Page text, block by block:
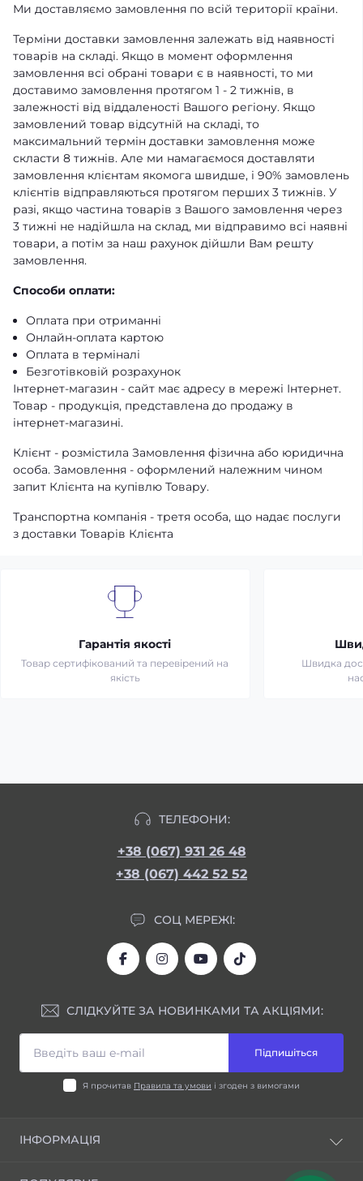
Ми доставляємо замовлення по всій території країни.
Терміни доставки замовлення залежать від наявності
товарів на складі. Якщо в момент оформлення
замовлення всі обрані товари є в наявності, то ми
доставимо замовлення протягом 1 - 2 тижнів, в
залежності від віддаленості Вашого регіону. Якщо
замовлений товар відсутній на складі, то
максимальний термін доставки замовлення може
скласти 8 тижнів. Але ми намагаємося доставляти
замовлення клієнтам якомога швидше, і 90% замовлень
клієнтів відправляються протягом перших 3 тижнів. У
разі, якщо частина товарів з Вашого замовлення через
3 тижні не надійшла на склад, ми відправимо всі наявні
товари, а потім за наш рахунок дійшли Вам решту
замовлення.
Способи оплати:
Оплата при отриманні
Онлайн-оплата картою
Оплата в терміналі
Безготівковій розрахунок
Інтернет-магазин - сайт має адресу в мережі Інтернет.
Товар - продукція, представлена ​​до продажу в
інтернет-магазині.
Клієнт - розмістила Замовлення фізична або юридична
особа. Замовлення - оформлений належним чином
запит Клієнта на купівлю Товару.
Транспортна компанія - третя особа, що надає послуги
з доставки Товарів Клієнта
Гарантія якості
Товар сертифікований та перевірений на
якість
Швидка
ТЕЛЕФОНИ:
+38 (067) 931 26 48
+38 (067) 442 52 52
СОЦ МЕРЕЖІ:
СЛІДКУЙТЕ ЗА НОВИНКАМИ ТА АКЦІЯМИ:
Підпишіться
Я прочитав Правила та умови і згоден з вимогами
ІНФОРМАЦІЯ